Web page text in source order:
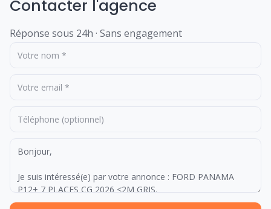
Contacter l'agence
Réponse sous 24h · Sans engagement